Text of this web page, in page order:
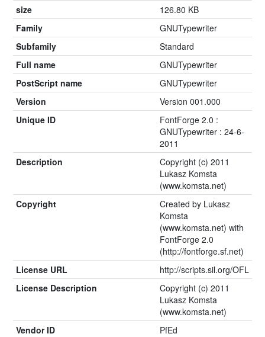
size
126.80 KB
Family
GNUTypewriter
Subfamily
Standard
Full name
GNUTypewriter
PostScript name
GNUTypewriter
Version
Version 001.000
Unique ID
FontForge 2.0 :
GNUTypewriter : 24-6-
2011
Description
Copyright (c) 2011
Lukasz Komsta
(www.komsta.net)
Copyright
Created by Lukasz
Komsta
(www.komsta.net) with
FontForge 2.0
(http://fontforge.sf.net)
License URL
http://scripts.sil.org/OFL
License Description
Copyright (c) 2011
Lukasz Komsta
(www.komsta.net)
Vendor ID
PfEd